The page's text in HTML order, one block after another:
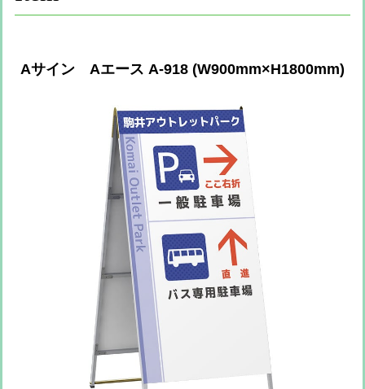
Aサイン Aエース A-918 (W900mm×H1800mm)